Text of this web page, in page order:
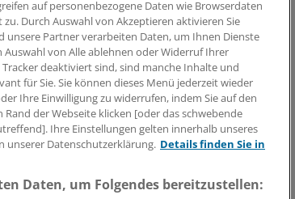
sobald Sie sich eingeloggt haben.
Kostenlos registrieren »
erledigt und kostenlos.
auf personenbezogene Daten wie Browserdaten
Durch Auswahl von Akzeptieren aktivieren Sie
unsere Partner verarbeiten Daten, um Ihnen Dienste
von Alle ablehnen oder Widerruf Ihrer
deaktiviert sind, sind manche Inhalte und
für Sie. Sie können dieses Menü jederzeit wieder
Ihre Einwilligung zu widerrufen, indem Sie auf den
der Webseite klicken [oder das schwebende
Ihre Einstellungen gelten innerhalb unseres
unserer Datenschutzerklärung. Details finden Sie in
Daten, um Folgendes bereitzustellen: